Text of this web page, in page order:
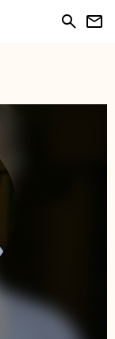
search newsletter